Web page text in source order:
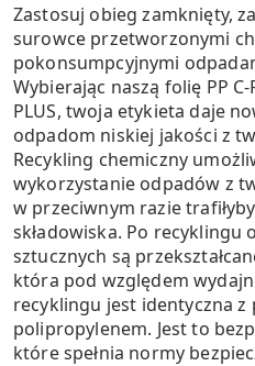
Zastosuj obieg zamknięty,
surowce przetworzonymi
pokonsumpcyjnymi
Wybierając naszą folię PP
PLUS, twoja etykieta daje
odpadom niskiej jakości z
Recykling chemiczny
wykorzystanie odpadów z
w przeciwnym razie
składowiska. Po recyklingu
sztucznych są
która pod względem
recyklingu jest identyczna
polipropylenem. Jest to
które spełnia normy